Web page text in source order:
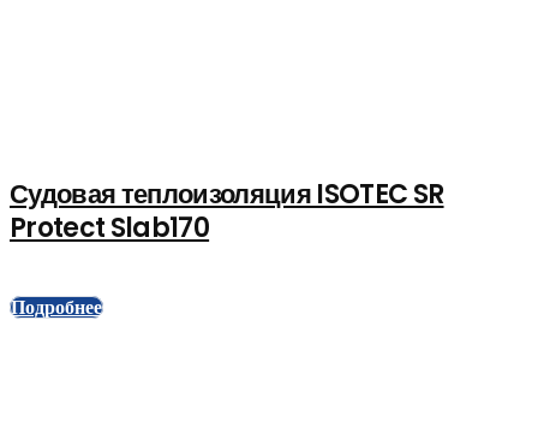
Судовая теплоизоляция ISOTEC SR
Protect Slab170
Подробнее